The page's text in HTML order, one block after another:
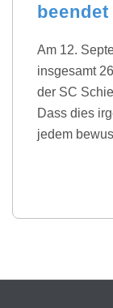
Am 12.
insgesamt
der SC
Dass dies
jedem